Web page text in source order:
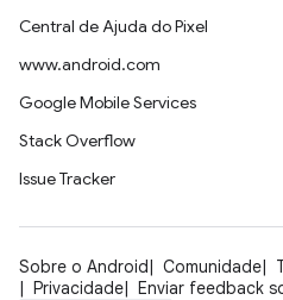
Central de Ajuda do Pixel
www.android.com
Google Mobile Services
Stack Overflow
Issue Tracker
Sobre o Android Comunidade
Privacidade
Enviar feedback